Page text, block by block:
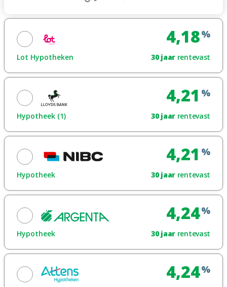
Lot Hypotheken
4,18%
30jaar rentevast
Hypotheek (1)
4,21 %
30jaar rentevast
Hypotheek
4,21 %
30jaar rentevast
Hypotheek
4,24%
30jaar rentevast
4,24%